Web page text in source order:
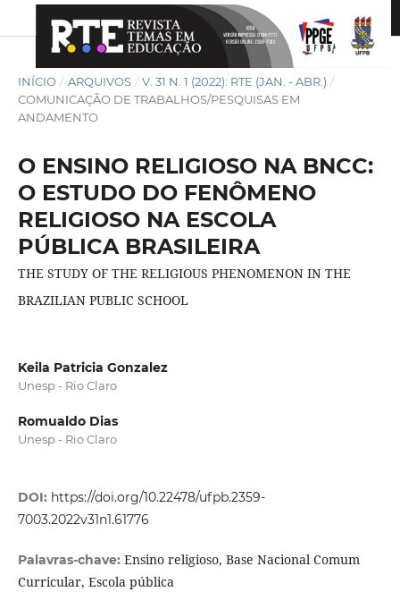
INÍCIO / ARQUIVOS / V. 31 N. 1 (2022): RTE (JAN. - ABR.) /
COMUNICAÇÃO DE TRABALHOS/PESQUISAS EM
ANDAMENTO
O ENSINO RELIGIOSO NA BNCC:
O ESTUDO DO FENÔMENO
RELIGIOSO NA ESCOLA
PÚBLICA BRASILEIRA
THE STUDY OF THE RELIGIOUS PHENOMENON IN THE
BRAZILIAN PUBLIC SCHOOL
Keila Patricia Gonzalez
Unesp - Rio Claro
Romualdo Dias
Unesp - Rio Claro
DOI: https://doi.org/10.22478/ufpb.2359-
7003.2022v31n1.61776
Palavras-chave: Ensino religioso, Base Nacional Comum
Curricular, Escola pública